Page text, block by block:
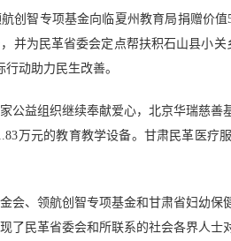
创智专项基金向临夏州教育局捐赠价
并为民革省委会定点帮扶积石山县小
动助力民生改善。
公益组织继续奉献爱心，北京华瑞慈
万元的教育教学设备。甘肃民革医疗
会、领航创智专项基金和甘肃省妇幼
了民革省委会和所联系的社会各界人